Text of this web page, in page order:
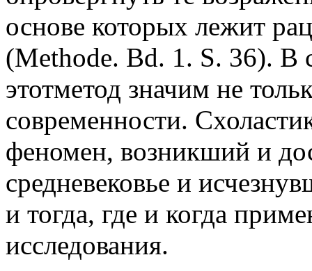
основе которых лежит
(Methode. Bd. 1. S. 36). В
этотметод значим не
современности.
феномен, возникший и
средневековье и
и тогда, где и когда
исследования.